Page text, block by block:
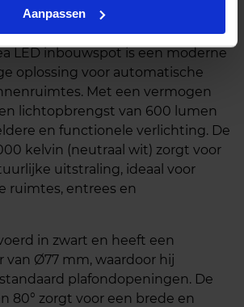
Aanpassen
LED inbouwspot is een moderne
oplossing voor automatische
Met een vermogen
lichtopbrengst van 600 lumen
en functionele verlichting. De
kelvin (neutraal wit) zorgt voor
uitstraling, ideaal voor
ruimtes, entrees en
in zwart en heeft een
Ø77 mm, waardoor hij
plafondopeningen. De
80° zorgt voor een brede en